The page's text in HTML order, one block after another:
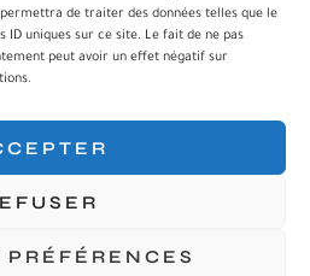
de traiter des données telles que le
ID uniques sur ce site. Le fait de ne pas
peut avoir un effet négatif sur
Facialiste
du visage
Contact
Blog